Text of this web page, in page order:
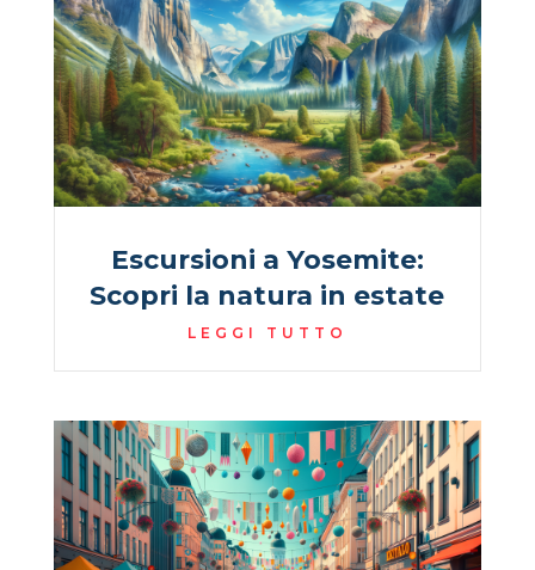
Escursioni a Yosemite:
Scopri la natura in estate
LEGGI TUTTO